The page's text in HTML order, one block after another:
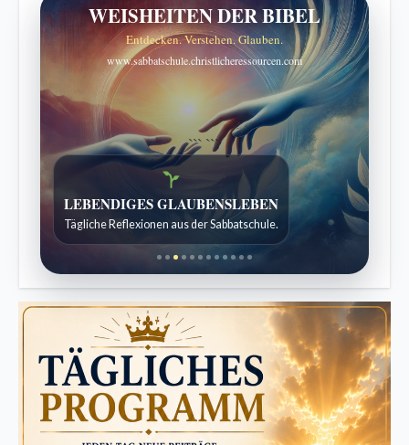
WEISHEITEN DER BIBEL
Entdecken. Verstehen. Glauben.
www.sabbatschule.christlicheressourcen.com
```
Bibelgeschichten zum Staunen
Kindergeschichten für 7 bis 12 Jahre.
```